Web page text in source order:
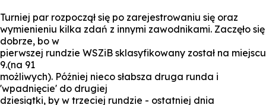
Zapisz się na studia
Turniej par rozpoczął się po zarejestrowaniu się oraz
wymienieniu kilka zdań z innymi zawodnikami. Zaczęło się
dobrze, bo w
pierwszej rundzie WSZiB sklasyfikowany został na miejscu
9.(na 91
możliwych). Później nieco słabsza druga runda i
'wpadnięcie' do drugiej
dziesiątki, by w trzeciej rundzie - ostatniej dnia